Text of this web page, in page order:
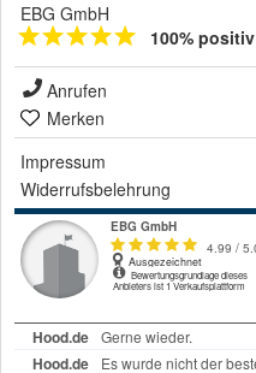
EBG GmbH
100% positiv
Anrufen
Merken
Impressum
Widerrufsbelehrung